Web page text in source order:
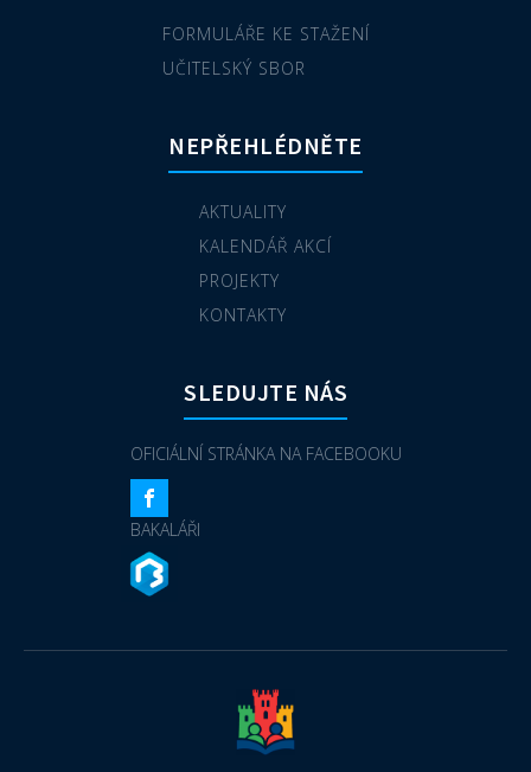
FORMULÁŘE KE STAŽENÍ
UČITELSKÝ SBOR
NEPŘEHLÉDNĚTE
AKTUALITY
KALENDÁŘ AKCÍ
PROJEKTY
KONTAKTY
SLEDUJTE NÁS
OFICIÁLNÍ STRÁNKA NA FACEBOOKU
BAKALÁŘI